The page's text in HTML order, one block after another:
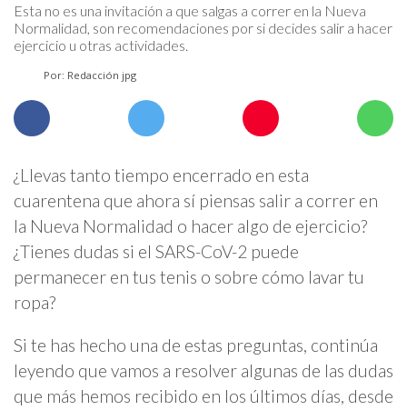
Esta no es una invitación a que salgas a correr en la Nueva
Normalidad, son recomendaciones por si decides salir a hacer
ejercicio u otras actividades.
Por: Redacción jpg
¿Llevas tanto tiempo encerrado en esta
cuarentena que ahora sí piensas salir a correr en
la Nueva Normalidad o hacer algo de ejercicio?
¿Tienes dudas si el SARS-CoV-2 puede
permanecer en tus tenis o sobre cómo lavar tu
ropa?
Si te has hecho una de estas preguntas, continúa
leyendo que vamos a resolver algunas de las dudas
que más hemos recibido en los últimos días, desde